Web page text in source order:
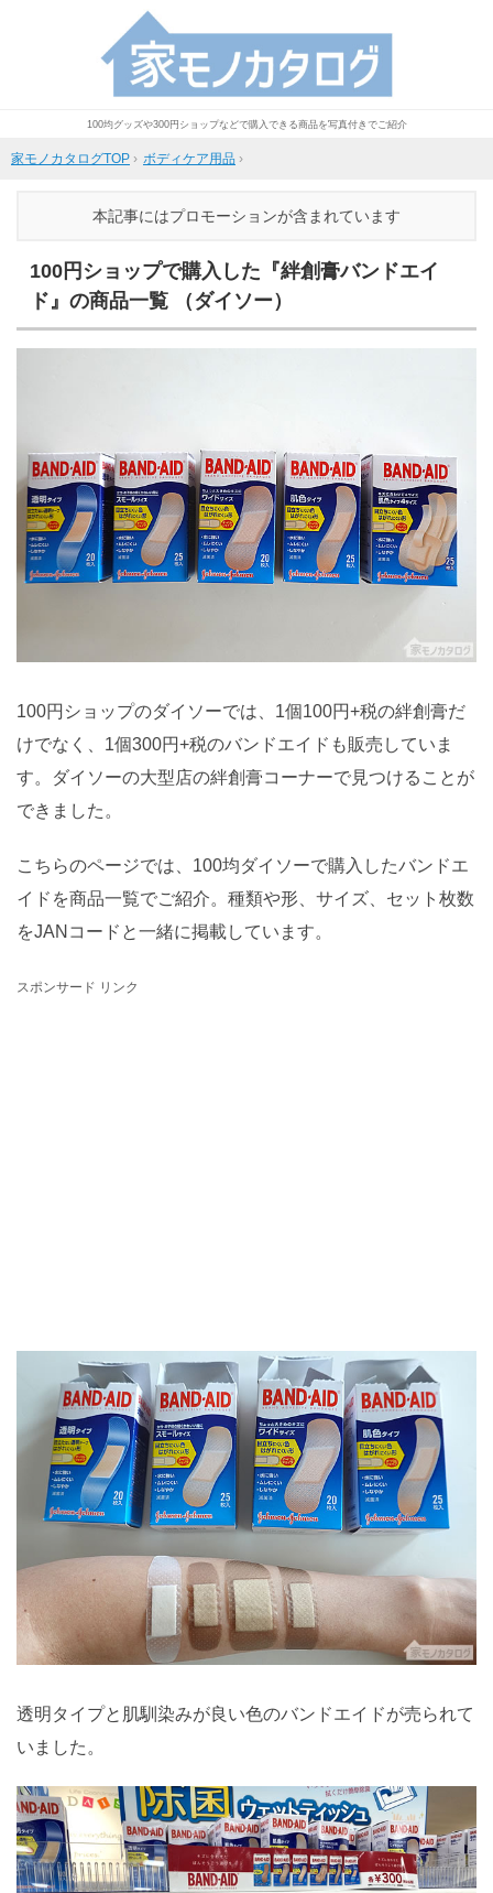
100均グッズや300円ショップなどで購入できる商品を写真付きでご紹介
家モノカタログTOP › ボディケア用品 ›
本記事にはプロモーションが含まれています
100円ショップで購入した『絆創膏バンドエイ
ド』の商品一覧 （ダイソー）
100円ショップのダイソーでは、1個100円+税の絆創膏だ
けでなく、1個300円+税のバンドエイドも販売していま
す。ダイソーの大型店の絆創膏コーナーで見つけることが
できました。
こちらのページでは、100均ダイソーで購入したバンドエ
イドを商品一覧でご紹介。種類や形、サイズ、セット枚数
をJANコードと一緒に掲載しています。
スポンサード リンク
透明タイプと肌馴染みが良い色のバンドエイドが売られて
いました。